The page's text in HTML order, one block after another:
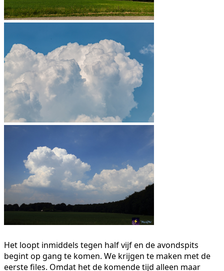
Het loopt inmiddels tegen half vijf en de avondspits
begint op gang te komen. We krijgen te maken met de
eerste files. Omdat het de komende tijd alleen maar